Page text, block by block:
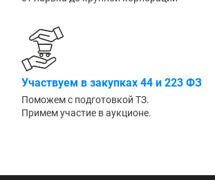
Участвуем в закупках 44 и 223 ФЗ
Поможем с подготовкой ТЗ.
Примем участие в аукционе.